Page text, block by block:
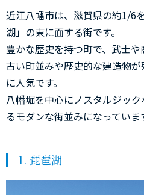
近江八幡市は、滋賀県の約1/6
湖」の東に面する街です。
豊かな歴史を持つ町で、武士や
古い町並みや歴史的な建造物
に人気です。
八幡堀を中心にノスタルジッ
るモダンな街並みになっていま
1. 琵琶湖